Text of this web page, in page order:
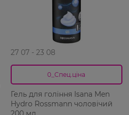
27 07 - 23 08
0_Спец.ціна
Гель для гоління Isana Men
Hydro Rossmann чоловічий